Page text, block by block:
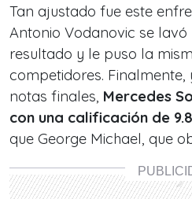
Tan ajustado fue este
Antonio Vodanovic se
resultado y le puso la
competidores.
notas finales, Mercedes
con una calificación de 9.8
que George Michael, que